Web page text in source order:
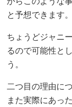
と予想できます。
ちょうどジャニ
るので可能性と
う。
二つ目の理由に
また実際にあっ